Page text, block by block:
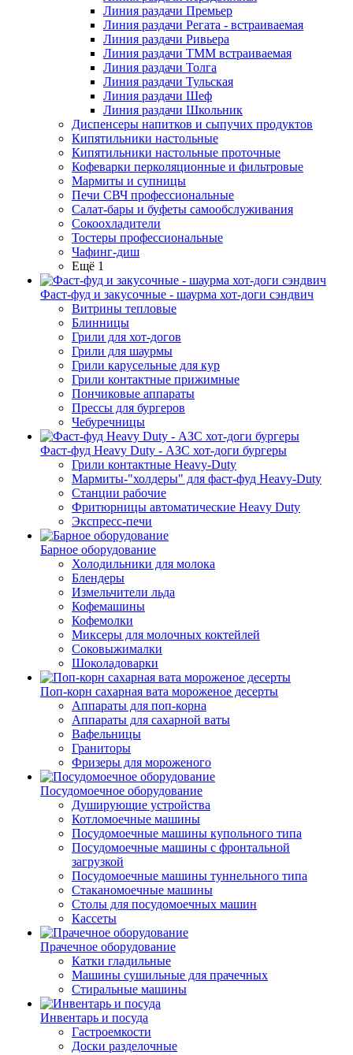
Линия раздачи Премьер
Линия раздачи Регата - встраиваемая
Линия раздачи Ривьера
Линия раздачи ТММ встраиваемая
Линия раздачи Толга
Линия раздачи Тульская
Линия раздачи Шеф
Линия раздачи Школьник
Диспенсеры напитков и сыпучих продуктов
Кипятильники настольные
Кипятильники настольные проточные
Кофеварки перколяционные и фильтровые
Мармиты и супницы
Печи СВЧ профессиональные
Салат-бары и буфеты самообслуживания
Сокоохладители
Тостеры профессиональные
Чафинг-диш
Ещё 1
Фаст-фуд и закусочные - шаурма хот-доги сэндвич
Витрины тепловые
Блинницы
Грили для хот-догов
Грили для шаурмы
Грили карусельные для кур
Грили контактные прижимные
Пончиковые аппараты
Прессы для бургеров
Чебуречницы
Фаст-фуд Heavy Duty - АЗС хот-доги бургеры
Грили контактные Heavy-Duty
Мармиты-"холдеры" для фаст-фуд Heavy-Duty
Станции рабочие
Фритюрницы автоматические Heavy Duty
Экспресс-печи
Барное оборудование
Холодильники для молока
Блендеры
Измельчители льда
Кофемашины
Кофемолки
Миксеры для молочных коктейлей
Соковыжималки
Шоколадоварки
Поп-корн сахарная вата мороженое десерты
Аппараты для поп-корна
Аппараты для сахарной ваты
Вафельницы
Граниторы
Фризеры для мороженого
Посудомоечное оборудование
Душирующие устройства
Котломоечные машины
Посудомоечные машины купольного типа
Посудомоечные машины с фронтальной
загрузкой
Посудомоечные машины туннельного типа
Стаканомоечные машины
Столы для посудомоечных машин
Кассеты
Прачечное оборудование
Катки гладильные
Машины сушильные для прачечных
Стиральные машины
Инвентарь и посуда
Гастроемкости
Доски разделочные